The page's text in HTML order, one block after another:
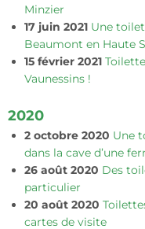
Minzier
17 juin 2021 Une
Beaumont en Haute
15 février 2021
Vaunessins !
2020
2 octobre 2020 Une
dans la cave d’une
26 août 2020 Des
particulier
20 août 2020
cartes de visite